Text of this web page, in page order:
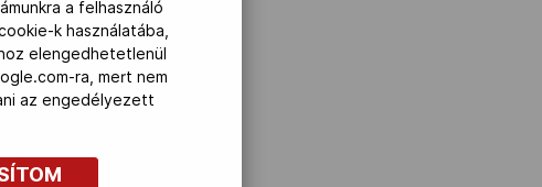
a felhasználó
k használatába,
elengedhetetlenül
ra, mert nem
az engedélyezett